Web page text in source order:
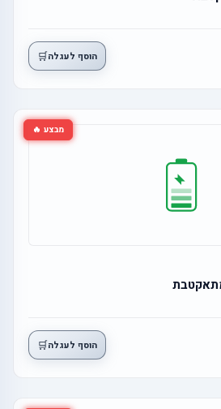
הוסף לעגלה🛒
מבצע 🔥
הוסף לעגלה🛒